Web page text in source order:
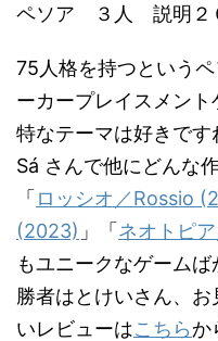
ペソア ３人 説明２
75人格を持つという
ーカープレイスメン
特なテーマは好きで
Sá さんで他にどんな
「ロッシオ／Rossio
(2023) 」「ネオトピ
もユニークなゲームば
勝者はとけいさん、
いレビューはこちらか